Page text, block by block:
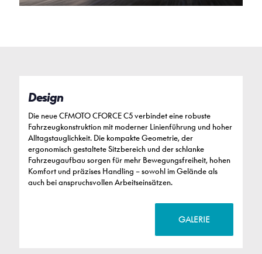
Design
Die neue CFMOTO CFORCE C5 verbindet eine robuste
Fahrzeugkonstruktion mit moderner Linienführung und hoher
Alltagstauglichkeit. Die kompakte Geometrie, der
ergonomisch gestaltete Sitzbereich und der schlanke
Fahrzeugaufbau sorgen für mehr Bewegungsfreiheit, hohen
Komfort und präzises Handling – sowohl im Gelände als
auch bei anspruchsvollen Arbeitseinsätzen.
GALERIE